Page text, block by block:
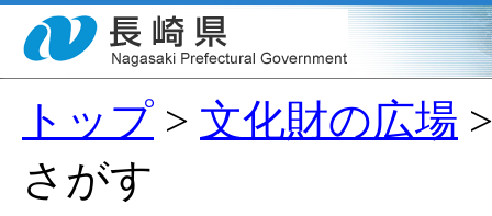
トップ > 文化財の広場
さがす